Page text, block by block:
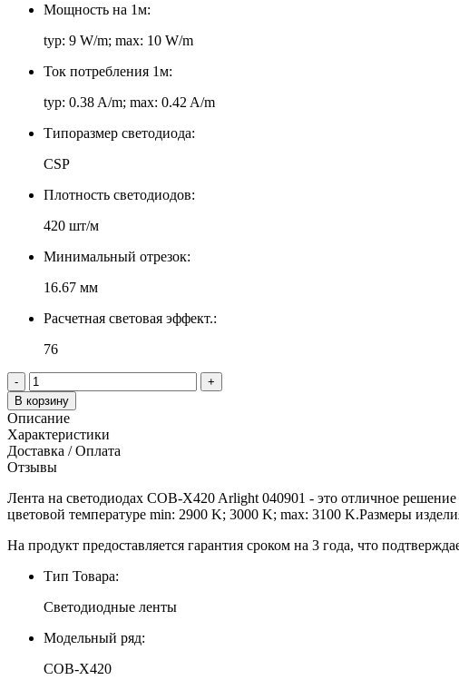
Мощность на 1м:
typ: 9 W/m; max: 10 W/m
Ток потребления 1м:
typ: 0.38 A/m; max: 0.42 A/m
Типоразмер светодиода:
CSP
Плотность светодиодов:
420 шт/м
Минимальный отрезок:
16.67 мм
Расчетная световая эффект.:
76
-
+
В корзину
Описание
Характеристики
Доставка / Оплата
Отзывы
Лента на светодиодах COB-X420 Arlight 040901 - это отличное
цветовой температуре min: 2900 K; 3000 K; max: 3100 K.Размеры
На продукт предоставляется гарантия сроком на 3 года, что
Тип Товара:
Светодиодные ленты
Модельный ряд:
COB-X420